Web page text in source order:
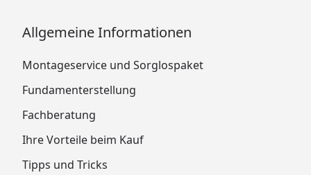
Allgemeine Informationen
Montageservice und Sorglospaket
Fundamenterstellung
Fachberatung
Ihre Vorteile beim Kauf
Tipps und Tricks